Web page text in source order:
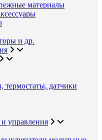
материалы
и др.
термостаты, датчики
управления